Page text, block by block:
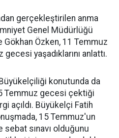
gerçekleştirilen anma
Genel Müdürlüğü
Gökhan Özken, 11 Temmuz
yaşadıklarını anlattı.
konutunda da
Temmuz gecesi çektiği
açıldı. Büyükelçi Fatih
15 Temmuz'un
sınavı olduğunu